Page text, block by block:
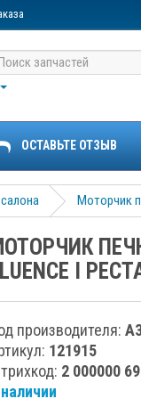
ОСТАВЬТЕ ОТЗЫВ
Моторчик
I
производителя:
121915
2 000000